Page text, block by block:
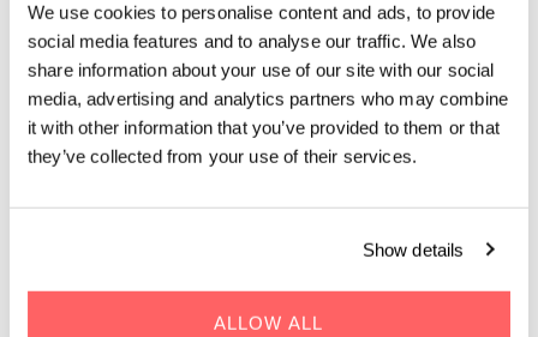
We use cookies to personalise content and ads, to provide
social media features and to analyse our traffic. We also
share information about your use of our site with our social
media, advertising and analytics partners who may combine
it with other information that you’ve provided to them or that
they’ve collected from your use of their services.
Show details
ALLOW ALL
Deltag i Career Club DK den 21. august til en inspirerende
paneldiskussion og et netværksarrangement for kvinder i
København.